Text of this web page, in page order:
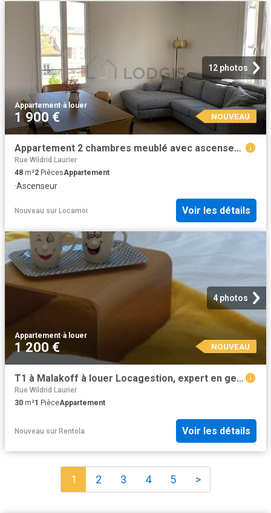
12 photos
Appartement·à louer
1 900 € NOUVEAU
Appartement 2 chambres meublé avec ascenseur Vanves 92170
Rue Wildrid Laurier
48 m²2 PiècesAppartement
·Ascenseur
Nouveau sur Locamoi Voir les détails
4 photos
Appartement·à louer
1 200 € NOUVEAU
T1 à Malakoff à louer Locagestion, expert en gestion locative
Rue Wildrid Laurier
30 m²1 PièceAppartement
Nouveau sur Rentola Voir les détails
1 2 3 4 5 >